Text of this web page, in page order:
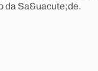
da Sa&uacute;de.